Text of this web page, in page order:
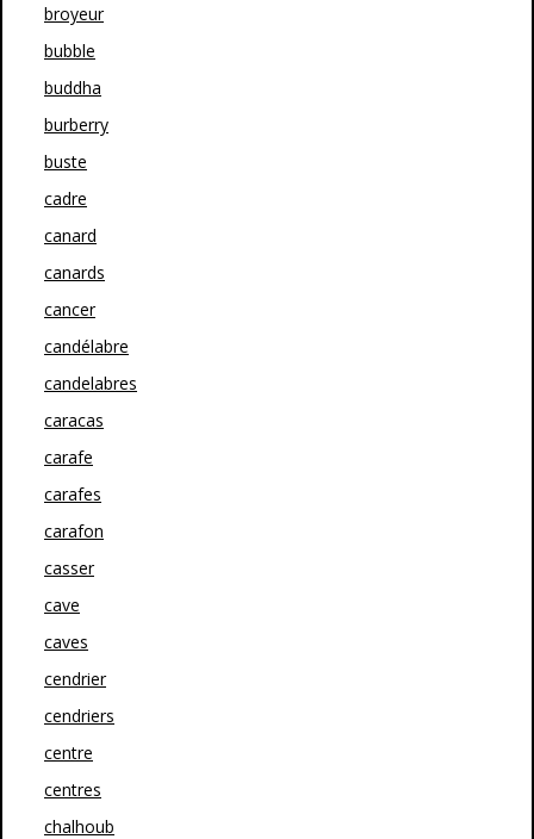
broyeur
bubble
buddha
burberry
buste
cadre
canard
canards
cancer
candélabre
candelabres
caracas
carafe
carafes
carafon
casser
cave
caves
cendrier
cendriers
centre
centres
chalhoub